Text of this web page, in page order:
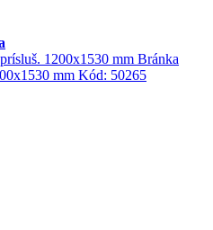
Bránka
mm Kód: 50265